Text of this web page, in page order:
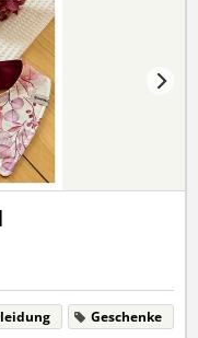
Geschenke